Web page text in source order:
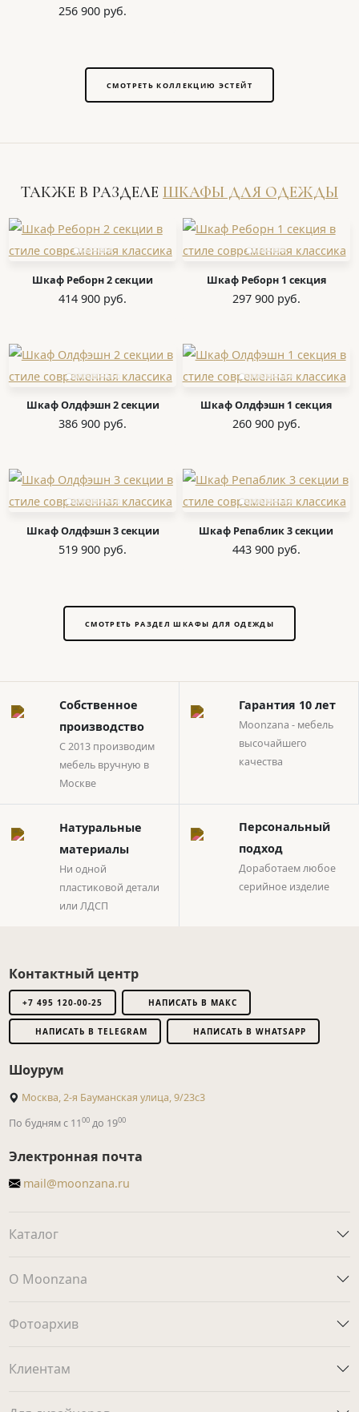
256 900 руб.
СМОТРЕТЬ КОЛЛЕКЦИЮ ЭСТЕЙТ
ТАКЖЕ В РАЗДЕЛЕ ШКАФЫ ДЛЯ ОДЕЖДЫ
Шкаф Реборн 2 секции
414 900 руб.
Шкаф Реборн 1 секция
297 900 руб.
Шкаф Олдфэшн 2 секции
386 900 руб.
Шкаф Олдфэшн 1 секция
260 900 руб.
Шкаф Олдфэшн 3 секции
519 900 руб.
Шкаф Репаблик 3 секции
443 900 руб.
СМОТРЕТЬ РАЗДЕЛ ШКАФЫ ДЛЯ ОДЕЖДЫ
Собственное
производство
С 2013 производим
мебель вручную в
Москве
Гарантия 10 лет
Moonzana - мебель
высочайшего
качества
Натуральные
материалы
Ни одной
пластиковой детали
или ЛДСП
Персональный
подход
Доработаем любое
серийное изделие
Контактный центр
+7 495 120-00-25 НАПИСАТЬ В МАКС
НАПИСАТЬ В TELEGRAM НАПИСАТЬ В WHATSAPP
Шоурум
Москва, 2-я Бауманская улица, 9/23с3
По будням с 1100до 1900
Электронная почта
mail@moonzana.ru
Каталог
О Moonzana
Фотоархив
Клиентам